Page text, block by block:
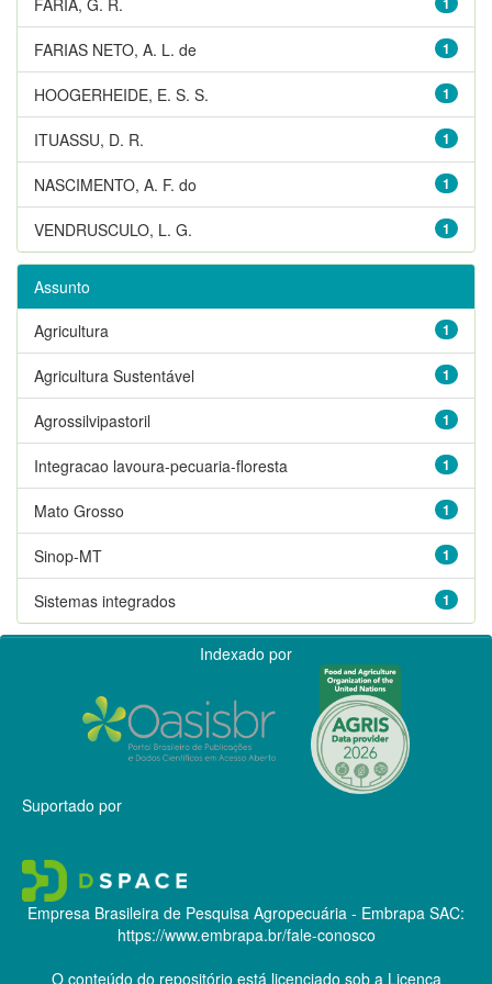
1
FARIAS NETO, A. L. de
1
HOOGERHEIDE, E. S. S.
1
ITUASSU, D. R.
1
NASCIMENTO, A. F. do
1
VENDRUSCULO, L. G.
Assunto
1
Agricultura
1
Agricultura Sustentável
1
Agrossilvipastoril
1
Integracao lavoura-pecuaria-floresta
1
Mato Grosso
1
Sinop-MT
1
Sistemas integrados
Indexado por
Suportado por
Empresa Brasileira de Pesquisa Agropecuária - Embrapa SAC:
https://www.embrapa.br/fale-conosco
O conteúdo do repositório está licenciado sob a Licença